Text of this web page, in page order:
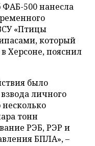
500 нанесла
«Птицы
который
Херсоне, пояснил
было
личного
несколько
тонн
РЭБ, РЭР и
БПЛА», –